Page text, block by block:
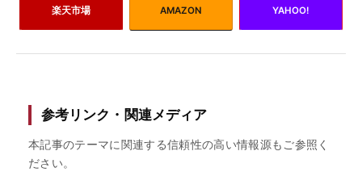
楽天市場 AMAZON YAHOO!
参考リンク・関連メディア
本記事のテーマに関連する信頼性の高い情報源もご参照く
ださい。